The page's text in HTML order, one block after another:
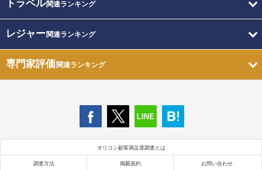
トラベル関連ランキング
レジャー関連ランキング
専門家評価関連ランキング
オリコン顧客満足度調査とは
調査方法 掲載規約 お問い合わせ